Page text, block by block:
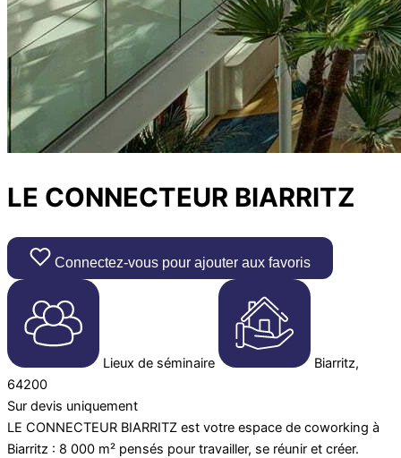
LE CONNECTEUR BIARRITZ
Connectez-vous pour ajouter aux favoris
Lieux de séminaire
Biarritz,
64200
Sur devis uniquement
LE CONNECTEUR BIARRITZ est votre espace de coworking à
Biarritz : 8 000 m² pensés pour travailler, se réunir et créer.